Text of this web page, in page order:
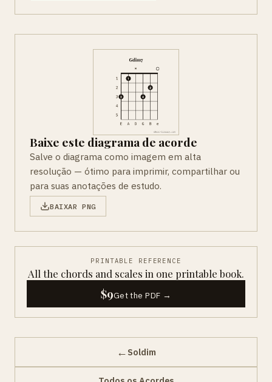
Baixe este diagrama de acorde
Salve o diagrama como imagem em alta
resolução — ótimo para imprimir, compartilhar ou
para suas anotações de estudo.
BAIXAR PNG
PRINTABLE REFERENCE
All the chords and scales in one printable book.
$9Get the PDF →
← Soldim